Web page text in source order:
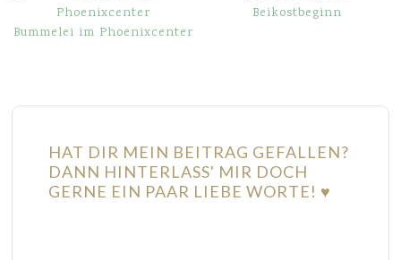
Bummelei im Phoenixcenter
Beikostbeginn
HAT DIR MEIN BEITRAG GEFALLEN?
DANN HINTERLASS' MIR DOCH
GERNE EIN PAAR LIEBE WORTE! ♥